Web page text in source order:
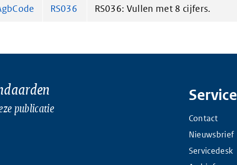
RS036 RS036: Vullen met 8 cijfers.
publicatie
Service
Contact
Nieuwsbrief
Servicedesk